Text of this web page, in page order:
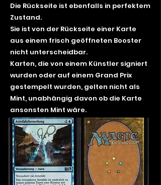
Die Rückseite ist ebenfalls in perfektem
Zustand.
Sie ist von der Rückseite einer Karte
aus einem frisch geöffneten Booster
nicht unterscheidbar.
Karten, die von einem Künstler signiert
wurden oder auf einem Grand Prix
gestempelt wurden, gelten nicht als
Mint, unabhängig davon ob die Karte
ansonsten Mint wäre.